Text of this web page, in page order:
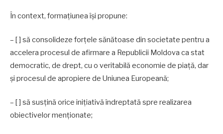
În context, formaţiunea îşi propune:
– [ ] să consolideze forţele sănătoase din societate pentru a
accelera procesul de afirmare a Republicii Moldova ca stat
democratic, de drept, cu o veritabilă economie de piaţă, dar
şi procesul de apropiere de Uniunea Europeană;
– [ ] să susţină orice iniţiativă îndreptată spre realizarea
obiectivelor menţionate;